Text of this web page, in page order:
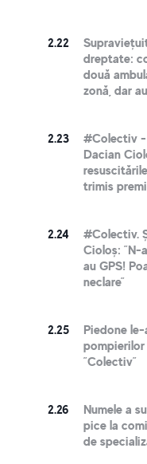
2.22
dreptate:
două
zonă, dar
2.23
#Colectiv -
Dacian
trimis
2.24
#Colectiv.
Cioloș: ”N-
au GPS!
neclare”
2.25
Piedone
”Colectiv”
2.26
Numele a
pice la
de